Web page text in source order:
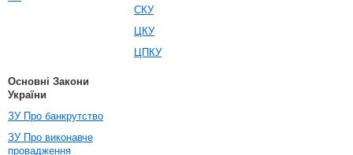
СКУ
ЦКУ
ЦПКУ
Основні Закони
України
ЗУ Про банкрутство
ЗУ Про виконавче
провадження